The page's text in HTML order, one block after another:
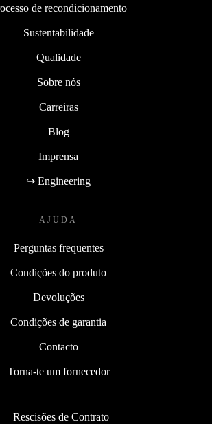
de recondicionamento
Sustentabilidade
Qualidade
Sobre nós
Carreiras
Blog
Imprensa
↪ Engineering
AJUDA
Perguntas frequentes
Condições do produto
Devoluções
Condições de garantia
Contacto
Torna-te um fornecedor
Rescisões de Contrato